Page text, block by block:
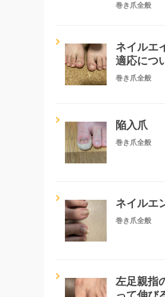
巻き爪全般
ネイルエ
適応につ
巻き爪全般
陥入爪
巻き爪全般
ネイルエ
巻き爪全般
左足親指